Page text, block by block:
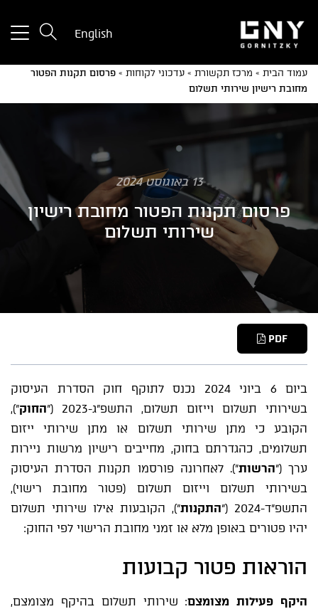
English
עמוד הבית » מרכז תקשורת » עדכוני לקוחות » פרסום תקנות הפטור
מחובת רישיון שירותי תשלום
13 באוגוסט 2024
פרסום תקנות הפטור מחובת רישיון
שירותי תשלום
PDF
ביום 6 ביוני 2024 נכנס לתוקף חוק הסדרת העיסוק
בשירותי תשלום וייזום תשלום, התשפ"ג-2023 ("
החוק"),
הקובע כי מתן שירותי תשלום או מתן שירותי ייזום
תשלומים, כהגדרתם בחוק, מחייבים רישיון מרשות ניירות
ערך ("הרשות"). לאחרונה פורסמו תקנות הסדרת העיסוק
בשירותי תשלום וייזום תשלום (פטור מחובת רישוי),
התשפ"ד-2024 ("
התקנות"), הקובעות אילו שירותי תשלום
יהיו פטורים באופן מלא או זמני מחובת הרישוי לפי החוק:
הוראות פטור קבועות
היקף פעילות מצומצם: שירותי תשלום בהיקף מצומצם,